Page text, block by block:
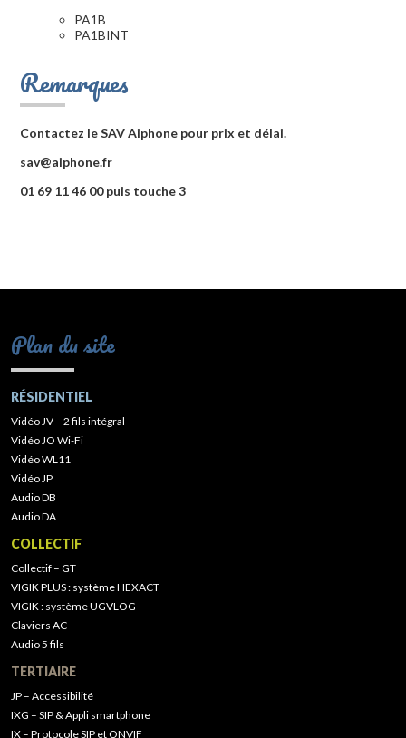
PA1B
PA1BINT
Remarques
Contactez le SAV Aiphone pour prix et délai.
sav@aiphone.fr
01 69 11 46 00 puis touche 3
Plan du site
RÉSIDENTIEL
Vidéo JV – 2 fils intégral
Vidéo JO Wi-Fi
Vidéo WL11
Vidéo JP
Audio DB
Audio DA
COLLECTIF
Collectif – GT
VIGIK PLUS : système HEXACT
VIGIK : système UGVLOG
Claviers AC
Audio 5 fils
TERTIAIRE
JP – Accessibilité
IXG – SIP & Appli smartphone
IX – Protocole SIP et ONVIF